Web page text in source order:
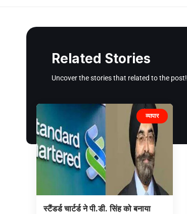
Related Stories
Uncover the stories that related to the post!
व्यापार
स्टैंडर्ड चार्टर्ड ने पी.डी. सिंह को बनाया